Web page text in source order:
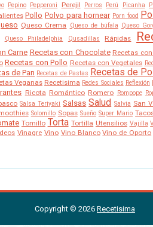
Pepino Pepperoni Perejil Perros Perú Picanha
Pollo Polvo para hornear Porn food
Queso Crema Queso de búfala Queso
Queso Philadelphia Qusadillas Rápidas
Carne Recetas con Chocolate Recetas
Recetas con Pollo Recetas con Vegetales
de Pan Recetas de Pastas Recetas de
Veganas Recetisima Redes Sociales Reflexión
Ricota Romántico Romero Rompope
Salsa Teriyaki Salsas Salud Salvia San
Solomillo Sopas Sueño Super Mario
Tomillo Torta Tortilla Utensilios Vajilla
Vinagre Vino Vino Blanco Vino de Oporto
Copyright © 2026 Recetisima